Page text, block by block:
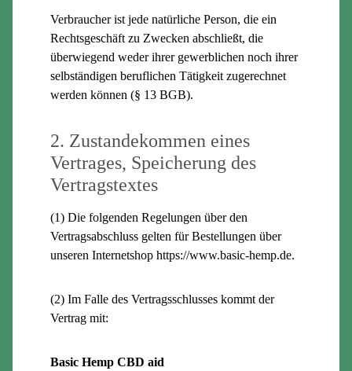
Verbraucher ist jede natürliche Person, die ein
Rechtsgeschäft zu Zwecken abschließt, die
überwiegend weder ihrer gewerblichen noch ihrer
selbständigen beruflichen Tätigkeit zugerechnet
werden können (§ 13 BGB).
2. Zustandekommen eines
Vertrages, Speicherung des
Vertragstextes
(1) Die folgenden Regelungen über den
Vertragsabschluss gelten für Bestellungen über
unseren Internetshop https://www.basic-hemp.de.
(2) Im Falle des Vertragsschlusses kommt der
Vertrag mit:
Basic Hemp CBD aid